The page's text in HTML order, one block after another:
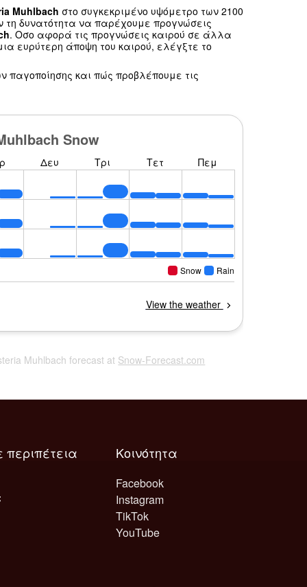
Muhlbach στο συγκεκριμένο υψόμετρο των 2100
τη δυνατότητα να παρέχουμε προγνώσεις
. Οσο αφορά τις προγνώσεις καιρού σε άλλα
ευρύτερη άποψη του καιρού, ελέγξτε το
παγοποίησης και πώς προβλέπουμε τις
Muhlbach forecast at Snow-Forecast.com
Κοινότητα
Facebook
Instagram
TikTok
YouTube